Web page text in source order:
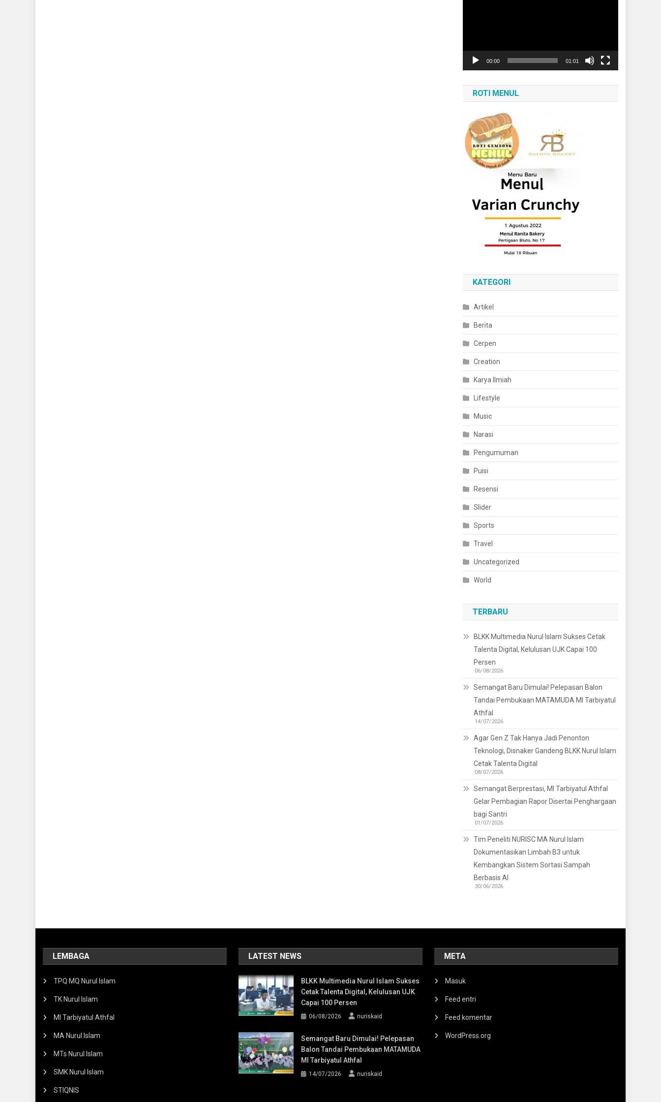
00:00 01:01
ROTI MENUL
KATEGORI
Artikel
Berita
Cerpen
Creation
Karya Ilmiah
Lifestyle
Music
Narasi
Pengumuman
Puisi
Resensi
Slider
Sports
Travel
Uncategorized
World
TERBARU
BLKK Multimedia Nurul Islam Sukses Cetak
Talenta Digital, Kelulusan UJK Capai 100
Persen
06/08/2026
Semangat Baru Dimulai! Pelepasan Balon
Tandai Pembukaan MATAMUDA MI Tarbiyatul
Athfal
14/07/2026
Agar Gen Z Tak Hanya Jadi Penonton
Teknologi, Disnaker Gandeng BLKK Nurul Islam
Cetak Talenta Digital
08/07/2026
Semangat Berprestasi, MI Tarbiyatul Athfal
Gelar Pembagian Rapor Disertai Penghargaan
bagi Santri
01/07/2026
Tim Peneliti NURISC MA Nurul Islam
Dokumentasikan Limbah B3 untuk
Kembangkan Sistem Sortasi Sampah
Berbasis AI
30/06/2026
LEMBAGA
TPQ MQ Nurul Islam
TK Nurul Islam
MI Tarbiyatul Athfal
MA Nurul Islam
MTs Nurul Islam
SMK Nurul Islam
STIQNIS
LATEST NEWS
BLKK Multimedia Nurul Islam Sukses
Cetak Talenta Digital, Kelulusan UJK
Capai 100 Persen
06/08/2026 nuriskaid
Semangat Baru Dimulai! Pelepasan
Balon Tandai Pembukaan MATAMUDA
MI Tarbiyatul Athfal
14/07/2026 nuriskaid
META
Masuk
Feed entri
Feed komentar
WordPress.org